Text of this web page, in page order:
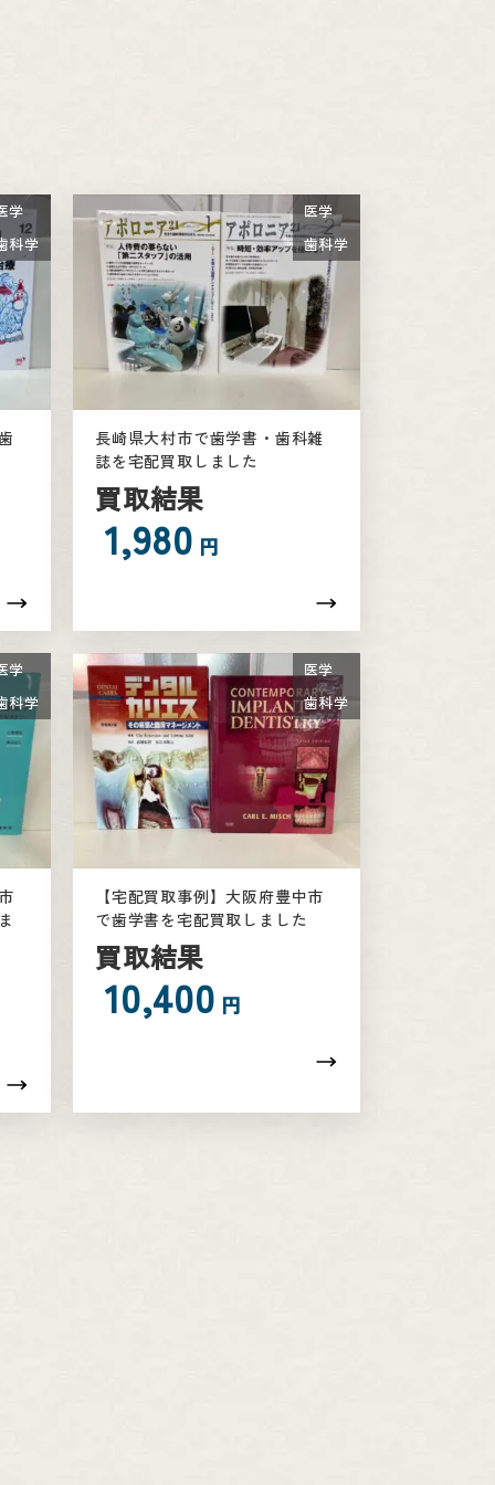
学
科学
医学
歯科学
長崎県大村市で歯学書・歯科雑
誌を宅配買取しました
買取結果
1,980 円
学
科学
医学
歯科学
【宅配買取事例】大阪府豊中市
で歯学書を宅配買取しました
買取結果
10,400 円